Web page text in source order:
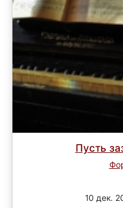
Пусть
10 дек.